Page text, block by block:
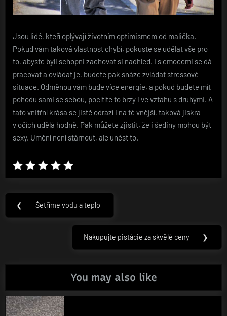
Jsou lidé, kteří oplývají životním optimismem od malička.
Pokud vám taková vlastnost chybí, pokuste se udělat vše pro
to, abyste byli schopni zachovat si nadhled. I s emocemi se dá
pracovat a ovládat je, budete pak snáze zvládat stressové
situace. Odměnou vám bude více energie, a pokud budete mít
pohodu sami se sebou, pocítíte to brzy i ve vztahu s druhými. A
tato vnitřní krása se jistě odrazí i na té vnější, taková jiskra
v očích udělá hodně. Pak můžete zjistit, že i šediny mohou být
sexy. Umění není stárnout, ale unést to.
Navigace
pro
❮
Previous
Šetříme vodu a teplo
Next
Nakupujte pistácie za skvělé ceny ❯
You may also like